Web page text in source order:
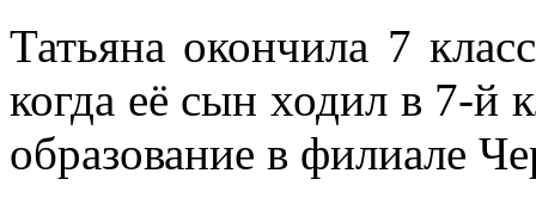
Татьяна окончила 7
когда её сын ходил в 7-й
образование в филиале